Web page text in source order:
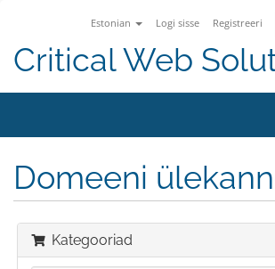
Estonian Logi sisse Registreeri
Critical Web
Domeeni
Kategooriad